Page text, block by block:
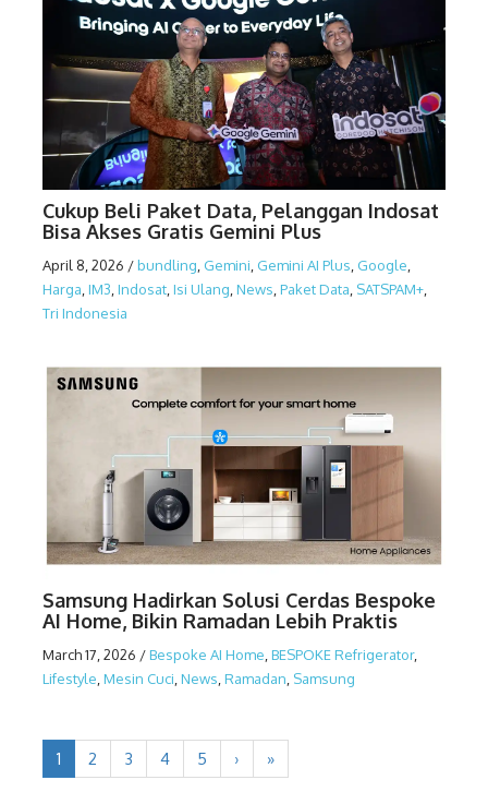
Cukup Beli Paket Data, Pelanggan Indosat
Bisa Akses Gratis Gemini Plus
April 8, 2026 /bundling Gemini Gemini AI Plus Google
Harga IM3 Indosat Isi Ulang News Paket Data SATSPAM+
Tri Indonesia
Samsung Hadirkan Solusi Cerdas Bespoke
AI Home, Bikin Ramadan Lebih Praktis
March 17, 2026 /Bespoke AI Home BESPOKE Refrigerator,
Lifestyle Mesin Cuci News Ramadan Samsung
1 2 3 4 5 › »